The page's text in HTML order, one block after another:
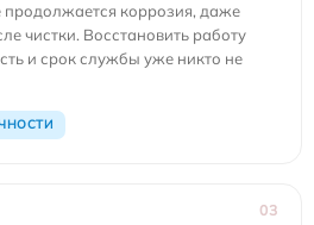
продолжается коррозия, даже
чистки. Восстановить работу
и срок службы уже никто не
03